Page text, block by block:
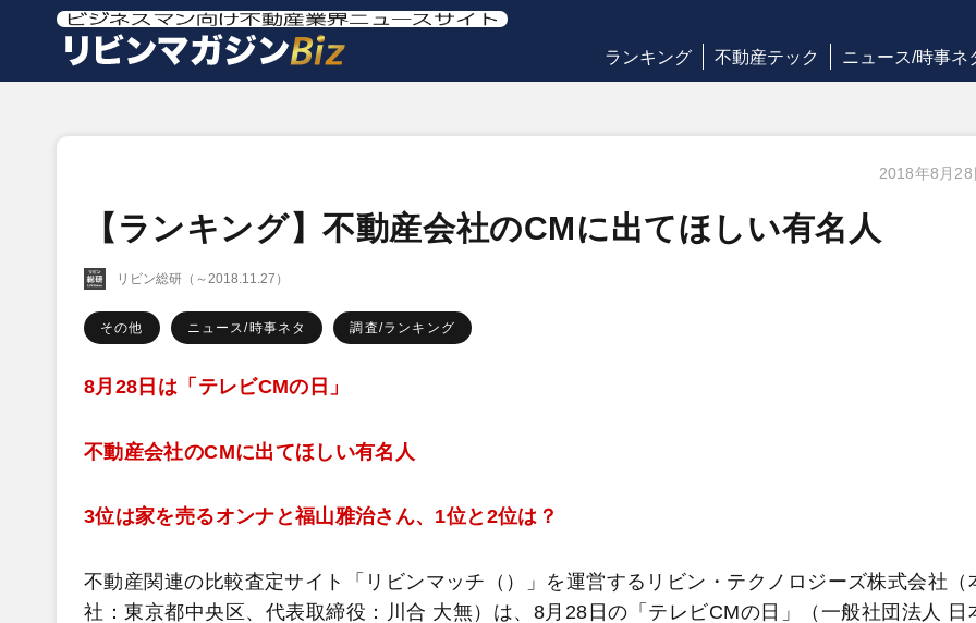
ランキング 不動産テック ニュース/時事ネ
2018年8月28
【ランキング】不動産会社のCMに出てほしい有名人
リビン総研（～2018.11.27）
その他 ニュース/時事ネタ 調査/ランキング
8月28日は「テレビCMの日」
不動産会社のCMに出てほしい有名人
3位は家を売るオンナと福山雅治さん、1位と2位は？
不動産関連の比較査定サイト「リビンマッチ（）」を運営するリビン・テクノロジーズ株式会社（
社：東京都中央区、代表取締役：川合 大無）は、8月28日の「テレビCMの日」（一般社団法人 日